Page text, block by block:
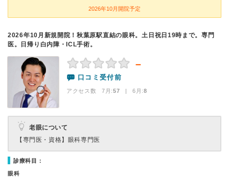
2026年10月開院予定
2026年10月新規開院！秋葉原駅直結の眼科。土日祝日19時まで。専門
医。日帰り白内障・ICL手術。
－
口コミ受付前
アクセス数 7月:57 | 6月:8
老眼について
【専門医・資格】 眼科専門医
診療科目：
眼科